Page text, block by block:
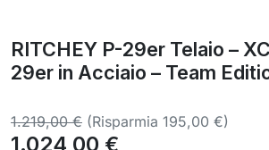
RITCHEY P-29er Telaio –
29er in Acciaio – Team
1.219,00 € (Risparmia 195,00 €)
1.024,00 €